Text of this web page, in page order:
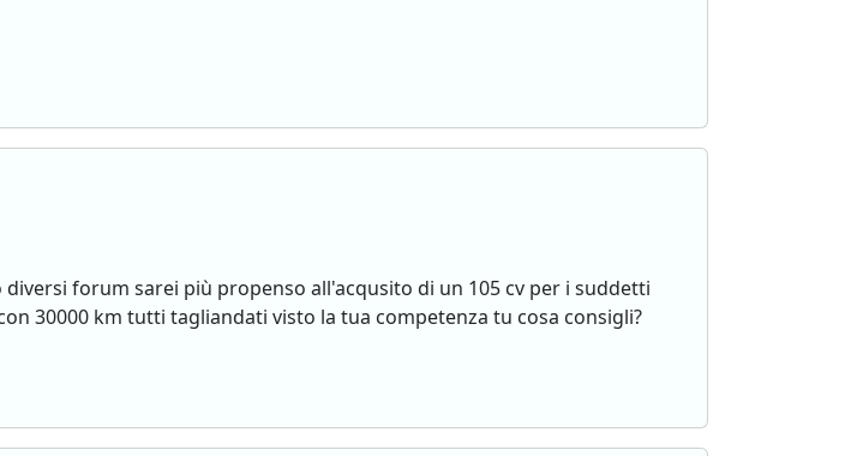
forum sarei più propenso all'acqusito di un 105 cv per i suddetti
30000 km tutti tagliandati visto la tua competenza tu cosa consigli?